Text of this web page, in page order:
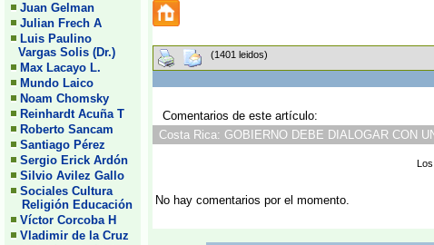
Juan Gelman
Julian Frech A
Luis Paulino
Vargas Solis (Dr.)
Max Lacayo L.
Mundo Laico
Noam Chomsky
Reinhardt Acuña T
Roberto Sancam
Santiago Pérez
Sergio Erick Ardón
Silvio Avilez Gallo
Sociales Cultura
Religión Educación
Víctor Corcoba H
Vladimir de la Cruz
(1401 leidos)
Comentarios de este artículo:
Costa Rica: GOBIERNO DEBE DIALOGAR CON
No hay comentarios por el momento.